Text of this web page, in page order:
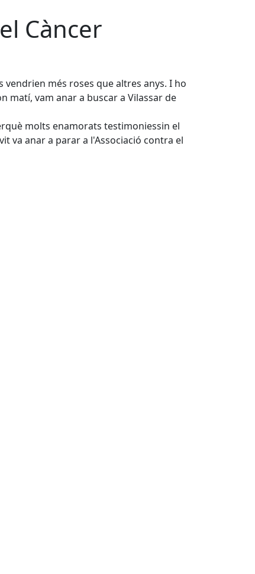
Càncer
vendrien més roses que altres anys. I ho
matí, vam anar a buscar a Vilassar de
molts enamorats testimoniessin el
va anar a parar a l'Associació contra el